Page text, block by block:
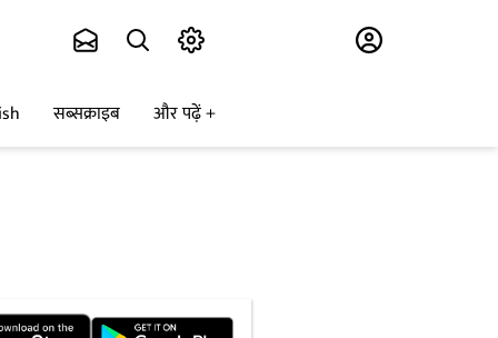
सब्सक्राइब और पढ़ें